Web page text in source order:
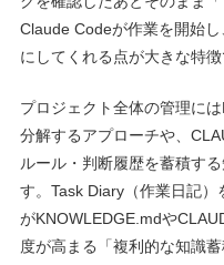
Claude Codeが作業を開始
にしてくれる点が大きな特徴
プロジェクト全体の管理に
分解するアプローチや、
ルール・判断履歴を蓄積す
す。Task Diary（作業日記
がKNOWLEDGE.mdや
度が高まる「複利的な知識蓄